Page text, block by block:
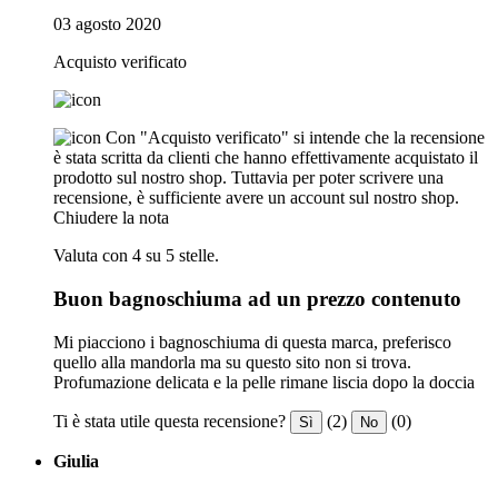
03 agosto 2020
Acquisto verificato
Con "Acquisto verificato" si intende che la recensione
è stata scritta da clienti che hanno effettivamente acquistato il
prodotto sul nostro shop. Tuttavia per poter scrivere una
recensione, è sufficiente avere un account sul nostro shop.
Chiudere la nota
Valuta con 4 su 5 stelle.
Buon bagnoschiuma ad un prezzo contenuto
Mi piacciono i bagnoschiuma di questa marca, preferisco
quello alla mandorla ma su questo sito non si trova.
Profumazione delicata e la pelle rimane liscia dopo la doccia
Ti è stata utile questa recensione? Sì (2) No (0)
Giulia